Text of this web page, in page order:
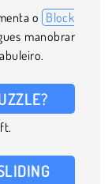
o Block
manobrar